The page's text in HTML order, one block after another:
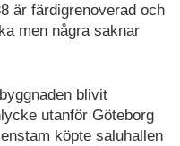
är färdigrenoverad och
men några saknar
blivit
utanför Göteborg
köpte saluhallen